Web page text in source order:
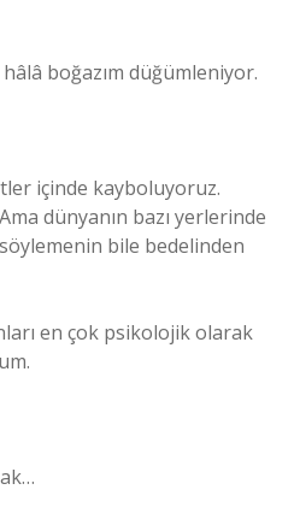
boğazım düğümleniyor.
içinde kayboluyoruz.
dünyanın bazı yerlerinde
bile bedelinden
en çok psikolojik olarak